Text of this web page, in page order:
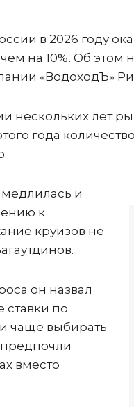
в 2026 году
на 10%. Об этом
«ВодоходЪ»
нескольких лет
года
и
к
круизов не
он назвал
ставки по
чаще выбирать
предпочли
вместо